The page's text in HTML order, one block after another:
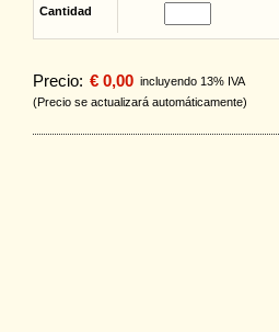
Cantidad
Precio: € 0,00 incluyendo 13% IVA
(Precio se actualizará automáticamente)